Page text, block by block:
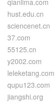
qianlima.com
hust.edu.cn
sciencenet.cn
37.com
55125.cn
y2002.com
leleketang.com
qupu123.com
jiangshi.org